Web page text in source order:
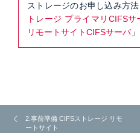
ストレージのお申し込み方
トレージ プライマリCIFS
リモートサイトCIFSサーバ
2.事前準備 CIFSストレージ リモ
ートサイト